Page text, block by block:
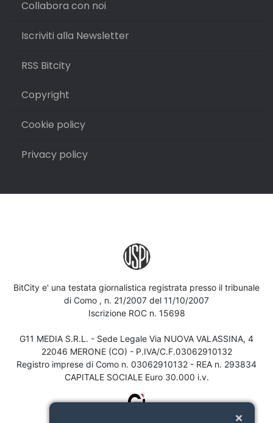
Collabora con noi
Iscriviti alla Newsletter
RSS Bitcity
Copyright
Cookie policy
Privacy policy
BitCity e' una testata giornalistica registrata presso il tribunale
di Como , n. 21/2007 del 11/10/2007
Iscrizione ROC n. 15698
G11 MEDIA S.R.L. - Sede Legale Via NUOVA VALASSINA, 4
22046 MERONE (CO) - P.IVA/C.F.03062910132
Registro imprese di Como n. 03062910132 - REA n. 293834
CAPITALE SOCIALE Euro 30.000 i.v.